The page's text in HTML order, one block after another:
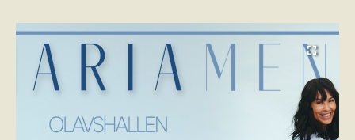
fullscreen